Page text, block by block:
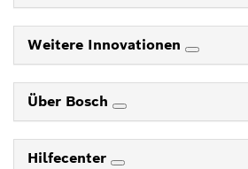
Weitere Innovationen
Über Bosch
Hilfecenter